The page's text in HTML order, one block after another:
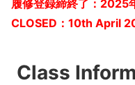
履修登録締終了：
CLOSED：10th April
Class